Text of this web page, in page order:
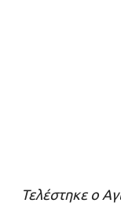
Τελέστηκε ο